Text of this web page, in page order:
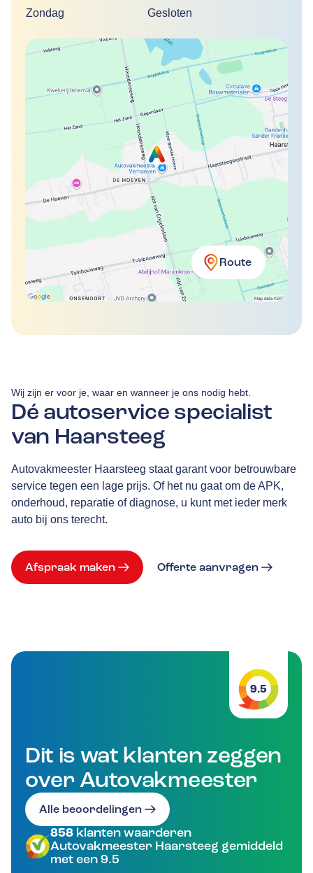
Zondag Gesloten
Route
Dé autoservice specialist
van Haarsteeg
Wij zijn er voor je, waar en wanneer je ons nodig hebt.
Autovakmeester Haarsteeg staat garant voor betrouwbare
service tegen een lage prijs. Of het nu gaat om de APK,
onderhoud, reparatie of diagnose, u kunt met ieder merk
auto bij ons terecht.
Afspraak maken Offerte aanvragen
9.5
Dit is wat klanten zeggen
over Autovakmeester
Alle beoordelingen
858 klanten waarderen
Autovakmeester Haarsteeg gemiddeld
met een 9.5